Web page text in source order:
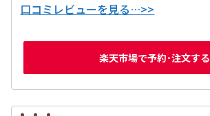
口コミレビューを見る…>>
楽天市場で予約･注文する